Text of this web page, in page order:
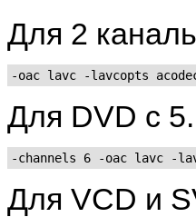
Для 2
-oac lavc -lavcopts
Для DVD с
-channels 6 -oac lavc -
Для VCD и